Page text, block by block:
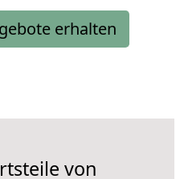
erhalten
von